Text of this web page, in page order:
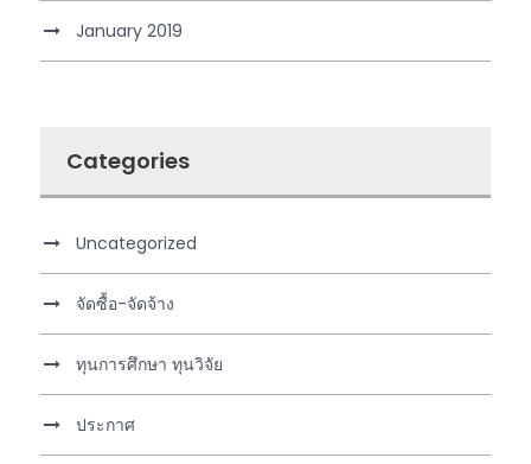
January 2019
Categories
Uncategorized
จัดซื้อ-จัดจ้าง
ทุนการศึกษา ทุนวิจัย
ประกาศ